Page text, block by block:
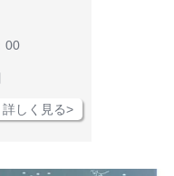
00
詳しく見る>